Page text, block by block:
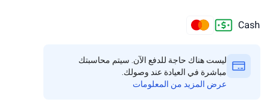
ليست هناك حاجة للدفع الآن. سيتم محاسبتك
مباشرة في العيادة عند وصولك.
عرض المزيد من المعلومات